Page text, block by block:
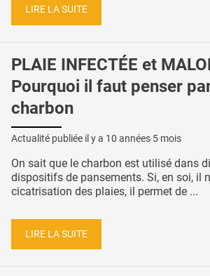
LIRE LA SUITE
PLAIE INFECTÉE et
Pourquoi il faut penser
charbon
Actualité publiée il y a 10 années 5 mois
On sait que le charbon est utilisé dans
dispositifs de pansements. Si, en soi, il
cicatrisation des plaies, il permet de ...
LIRE LA SUITE